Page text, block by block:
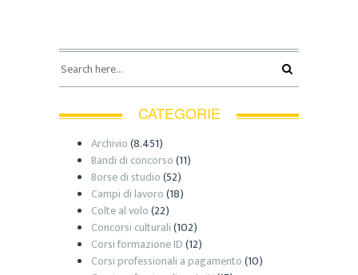
CATEGORIE
Archivio(8.451)
Bandi di concorso(11)
Borse di studio(52)
Campi di lavoro(18)
Colte al volo(22)
Concorsi culturali(102)
Corsi formazione ID(12)
Corsi professionali a pagamento(10)